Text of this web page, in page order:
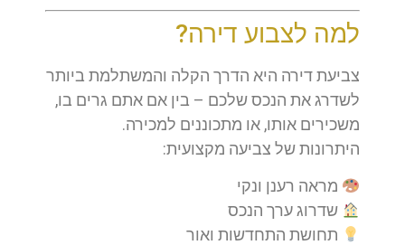
למה לצבוע דירה?
צביעת דירה היא הדרך הקלה והמשתלמת ביותר
לשדרג את הנכס שלכם – בין אם אתם גרים בו,
משכירים אותו, או מתכוננים למכירה.
היתרונות של צביעה מקצועית:
מראה רענן ונקי
שדרוג ערך הנכס
תחושת התחדשות ואור